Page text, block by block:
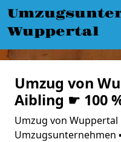
Wuppertal
Umzug von
Aibling ☛ 100
Umzug von Wuppertal
Umzugsunternehmen